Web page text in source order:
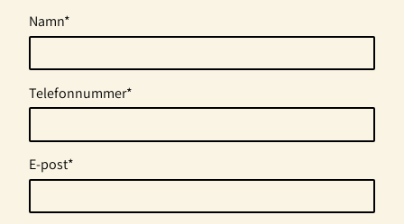
Namn*
Telefonnummer*
E-post*